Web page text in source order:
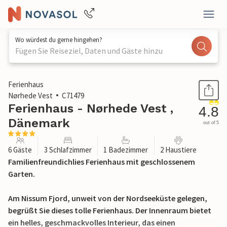
Wo würdest du gerne hingehen?
Fügen Sie Reiseziel, Daten und Gäste hinzu
1 / 26
Ferienhaus
Nørhede Vest
C71479
Ferienhaus - Nørhede Vest ,
Dänemark
4.8
out of 5
6 Gäste 3 Schlafzimmer 1 Badezimmer 2 Haustiere
Familienfreundichlies Ferienhaus mit geschlossenem
Garten.
Am Nissum Fjord, unweit von der Nordseeküste gelegen,
begrüßt Sie dieses tolle Ferienhaus. Der Innenraum bietet
ein helles, geschmackvolles Interieur, das einen